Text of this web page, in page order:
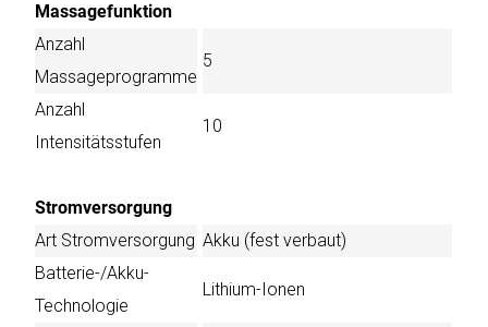
Massagefunktion
Anzahl
Massageprogramme
5
Anzahl
Intensitätsstufen
10
Stromversorgung
Art Stromversorgung Akku (fest verbaut)
Batterie-/Akku-
Technologie
Lithium-Ionen